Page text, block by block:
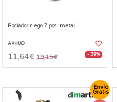
Rociador riego 7 pos. metal
AKHUO
11,64€ 19,15€ - 39%
Envío
Gratis